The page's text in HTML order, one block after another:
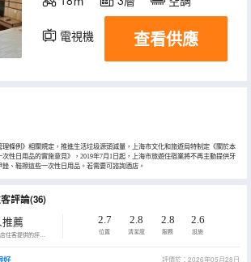
電視機 查看供應
條例》相關規定，推進生活垃圾源頭減量，上海市文化和旅遊局特制定《關於本
性日用品的實施意見》，2019年7月1日起，上海市旅遊住宿業將不再主動提供牙
、鞋擦這些一次性日用品。若需要可諮詢酒店。
評論(36)
推薦
永安旅遊評價由真實酒店住客提供的評價。
2.7
位置
2.8
清潔度
2.8
服務
2.6
設施
評價於：2026年05月28日